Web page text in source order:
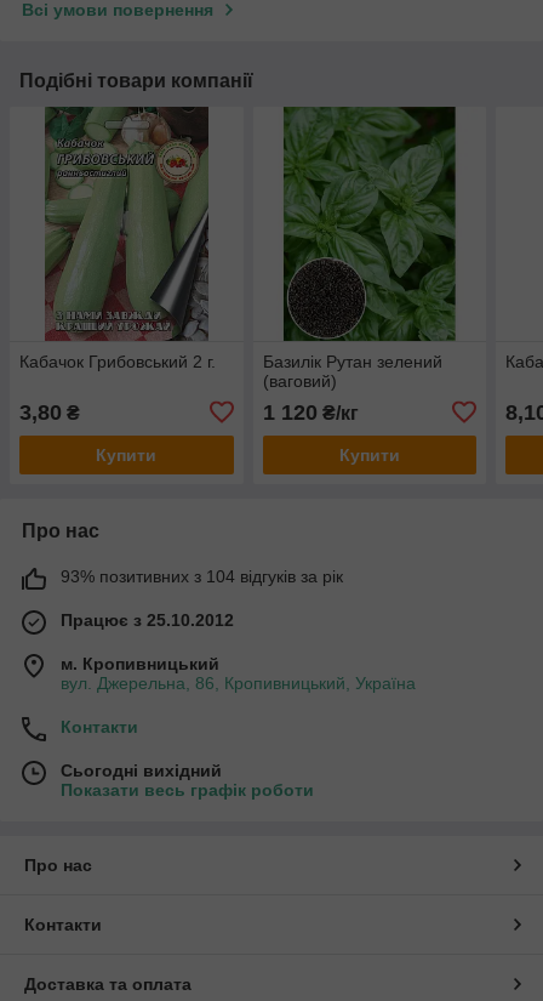
Всі умови повернення
Подібні товари компанії
Кабачок Грибовський 2 г.
3,80 ₴
Купити
Базилік Рутан зелений
(ваговий)
1 120 ₴/кг
Купити
Про нас
93% позитивних з 104 відгуків за рік
Працює з 25.10.2012
м. Кропивницький
вул. Джерельна, 86, Кропивницький, Україна
Контакти
Сьогодні вихідний
Показати весь графік роботи
Про нас
Контакти
Доставка та оплата